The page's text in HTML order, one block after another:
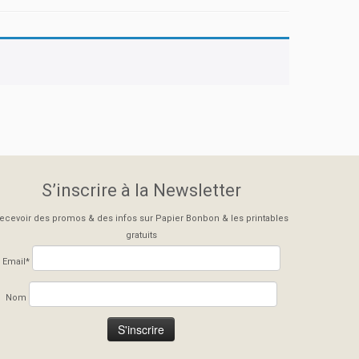
S’inscrire à la Newsletter
des promos & des infos sur Papier Bonbon & les printables
gratuits
Email*
Nom